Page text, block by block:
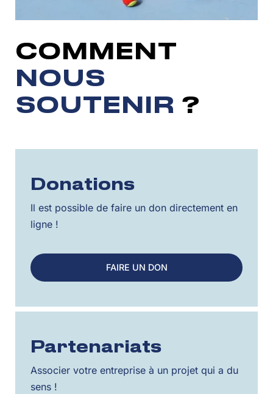
COMMENT
NOUS
SOUTENIR ?
Donations
Il est possible de faire un don directement en
ligne !
FAIRE UN DON
Partenariats
Associer votre entreprise à un projet qui a du
sens !